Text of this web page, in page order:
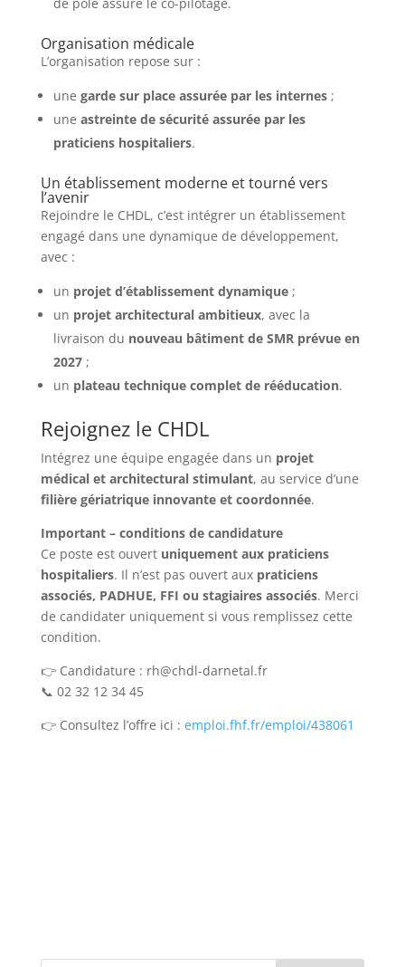
Organisation médicale
L’organisation repose sur :
une garde sur place assurée par les internes;
une astreinte de sécurité assurée par les
praticiens hospitaliers.
Un établissement moderne et tourné vers
l’avenir
Rejoindre le CHDL, c’est intégrer un établissement
engagé dans une dynamique de développement,
avec :
un projet d’établissement dynamique;
un projet architectural ambitieux, avec la
livraison du nouveau bâtiment de SMR prévue en
2027;
un plateau technique complet de rééducation.
Rejoignez le CHDL
Intégrez une équipe engagée dans un projet
médical et architectural stimulant, au service d’une
filière gériatrique innovante et coordonnée.
Important – conditions de candidature
Ce poste est ouvert uniquement aux praticiens
hospitaliers. Il n’est pas ouvert aux praticiens
associés, PADHUE, FFI ou stagiaires associés. Merci
de candidater uniquement si vous remplissez cette
condition.
👉 Candidature : rh@chdl-darnetal.fr
📞 02 32 12 34 45
👉 Consultez l’offre ici : emploi.fhf.fr/emploi/438061